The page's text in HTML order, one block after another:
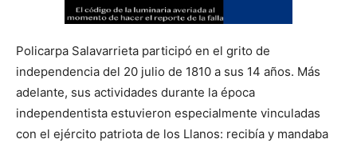
Policarpa Salavarrieta participó en el grito de
independencia del 20 julio de 1810 a sus 14 años. Más
adelante, sus actividades durante la época
independentista estuvieron especialmente vinculadas
con el ejército patriota de los Llanos: recibía y mandaba